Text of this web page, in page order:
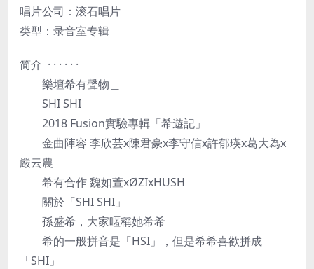
唱片公司：滚石唱片
类型：录音室专辑
简介 · · · · · ·
樂壇希有聲物＿
SHI SHI
2018 Fusion實驗專輯「希遊記」
金曲陣容 李欣芸x陳君豪x李守信x許郁瑛x葛大為x
嚴云農
希有合作 魏如萱xØZIxHUSH
關於「SHI SHI」
孫盛希，大家暱稱她希希
希的一般拼音是「HSI」，但是希希喜歡拼成
「SHI」